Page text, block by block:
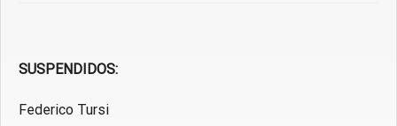
SUSPENDIDOS:
Federico Tursi